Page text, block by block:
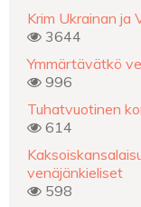
Krim Ukrainan ja
3644
Ymmärtävätkö
996
Tuhatvuotinen
614
venäjänkieliset
598